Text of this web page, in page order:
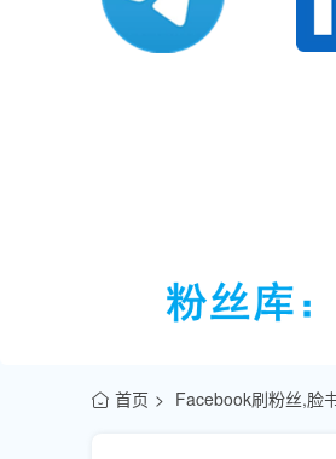
首页 Facebook刷粉丝,脸